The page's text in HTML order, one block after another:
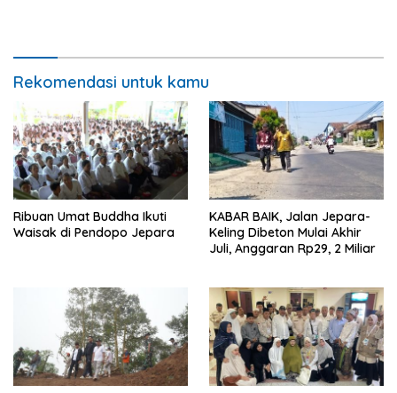
Rekomendasi untuk kamu
Ribuan Umat Buddha Ikuti
Waisak di Pendopo Jepara
KABAR BAIK, Jalan Jepara-
Keling Dibeton Mulai Akhir
Juli, Anggaran Rp29, 2 Miliar